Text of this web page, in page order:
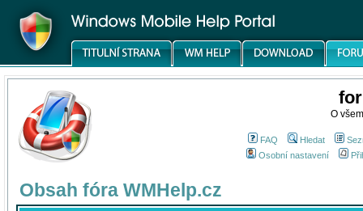
O
FAQ Hledat
Osobní nastavení
Obsah fóra WMHelp.cz